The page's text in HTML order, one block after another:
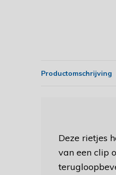
Productomschrijving
Deze rietjes
van een clip